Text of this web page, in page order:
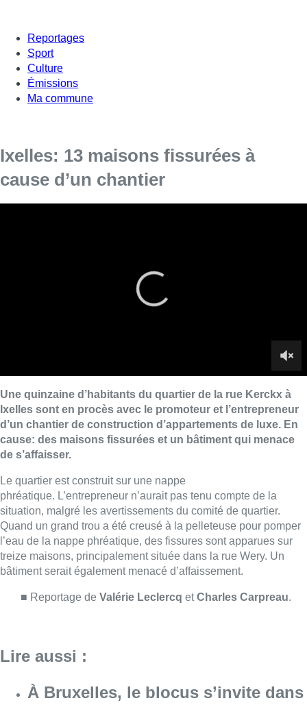
Reportages
Sport
Culture
Émissions
Ma commune
Ixelles: 13 maisons fissurées à
cause d’un chantier
Le quartier est construit sur une nappe
Quand un grand trou a été creusé à la pelleteuse pour pomper
l’eau de la nappe phréatique, des fissures sont apparues sur
treize maisons, principalement située dans la rue Wery. Un
bâtiment serait également menacé d’affaissement.
■Reportage deValérie LeclercqetCharles Carpreau.
Lire aussi :
À Bruxelles, le blocus s’invite dans
des lieux insolites : “C’est
exceptionnel, il faut se l’avouer”